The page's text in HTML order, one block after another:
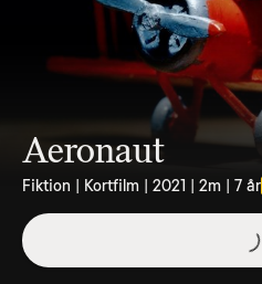
Aeronaut
Fiktion | Kortfilm | 2021 | 2m | 7 år